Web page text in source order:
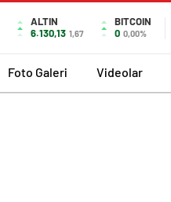
ALTIN
6.130,13 1,67
BITCOIN
0 0,00%
Foto Galeri Videolar